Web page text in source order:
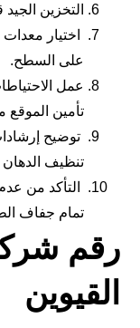
التخزين
اختيار
على السطح.
عمل
تأمين الموقع
توضيح
تنظيف الدهان
التأكد من
تمام جفاف
رقم
القيوين